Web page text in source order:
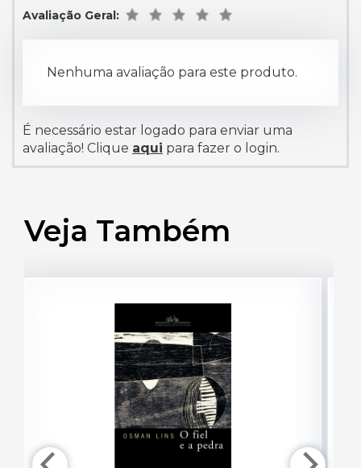
Avaliação Geral:
Nenhuma avaliação para este produto.
É necessário estar logado para enviar uma
avaliação! Clique aqui para fazer o login.
Veja Também